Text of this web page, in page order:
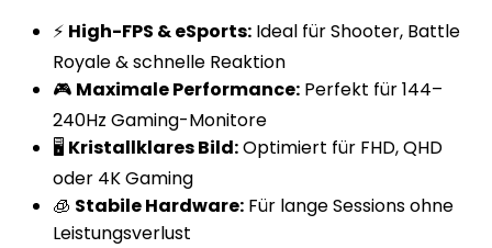
⚡ High-FPS & eSports: Ideal für Shooter, Battle
Royale & schnelle Reaktion
🎮 Maximale Performance: Perfekt für 144–
240Hz Gaming-Monitore
🖥️ Kristallklares Bild:Optimiert für FHD, QHD
oder 4K Gaming
🧊 Stabile Hardware: Für lange Sessions ohne
Leistungsverlust